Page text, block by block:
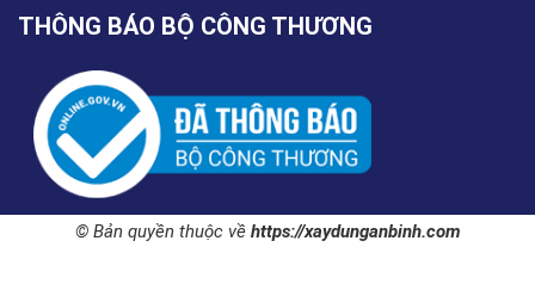
THÔNG BÁO BỘ CÔNG THƯƠNG
© Bản quyền thuộc về https://xaydunganbinh.com